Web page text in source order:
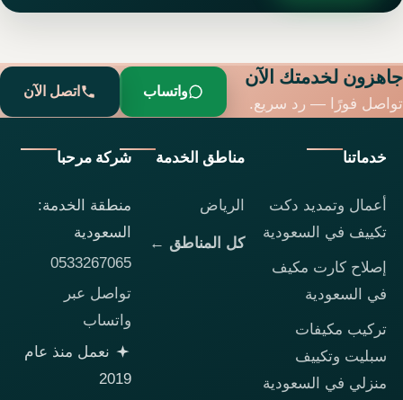
جاهزون لخدمتك الآن
تواصل فورًا — رد سريع.
واتساب اتصل الآن
خدماتنا
أعمال وتمديد دكت
تكييف في السعودية
إصلاح كارت مكيف
في السعودية
تركيب مكيفات
سبليت وتكييف
منزلي في السعودية
مناطق الخدمة
الرياض
كل المناطق ←
شركة مرحبا
منطقة الخدمة:
السعودية
0533267065
تواصل عبر
واتساب
نعمل منذ عام
2019